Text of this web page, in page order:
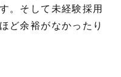
。そして未経験採用
ど余裕がなかったり